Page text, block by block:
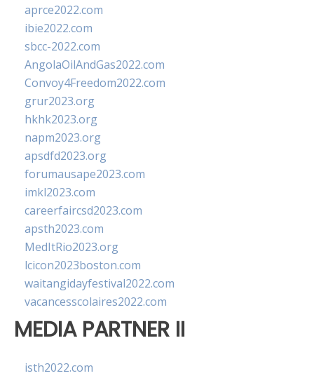
aprce2022.com
ibie2022.com
sbcc-2022.com
AngolaOilAndGas2022.com
Convoy4Freedom2022.com
grur2023.org
hkhk2023.org
napm2023.org
apsdfd2023.org
forumausape2023.com
imkl2023.com
careerfaircsd2023.com
apsth2023.com
MedItRio2023.org
lcicon2023boston.com
waitangidayfestival2022.com
vacancesscolaires2022.com
MEDIA PARTNER II
isth2022.com